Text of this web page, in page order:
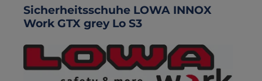
Sicherheitsschuhe LOWA INNOX
Work GTX grey Lo S3